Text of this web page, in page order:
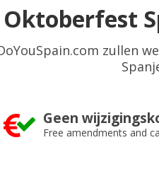
Oktoberfest
zullen
Geen
Free amendments and